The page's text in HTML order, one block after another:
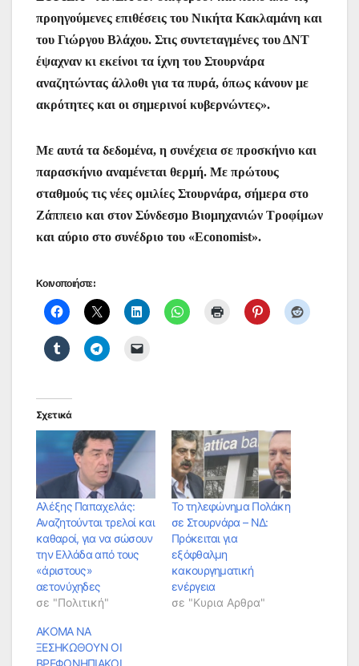
προηγούμενες επιθέσεις του Νικήτα Κακλαμάνη και
του Γιώργου Βλάχου. Στις συντεταγμένες του ΔΝΤ
έψαχναν κι εκείνοι τα ίχνη του Στουρνάρα
αναζητώντας άλλοθι για τα πυρά, όπως κάνουν με
ακρότητες και οι σημερινοί κυβερνώντες».
Με αυτά τα δεδομένα, η συνέχεια σε προσκήνιο και
παρασκήνιο αναμένεται θερμή. Με πρώτους
σταθμούς τις νέες ομιλίες Στουρνάρα, σήμερα στο
Ζάππειο και στον Σύνδεσμο Βιομηχανιών Τροφίμων
και αύριο στο συνέδριο του «Economist».
Κοινοποιήστε:
Σχετικά
Αλέξης Παπαχελάς:
Αναζητούνται τρελοί και
καθαροί, για να σώσουν
την Ελλάδα από τους
«άριστους»
αετονύχηδες
σε "Πολιτική"
Το τηλεφώνημα Πολάκη
σε Στουρνάρα – ΝΔ:
Πρόκειται για
εξόφθαλμη
κακουργηματική
ενέργεια
σε "Κυρια Αρθρα"
ΑΚΟΜΑ ΝΑ
ΞΕΣΗΚΩΘΟΥΝ ΟΙ